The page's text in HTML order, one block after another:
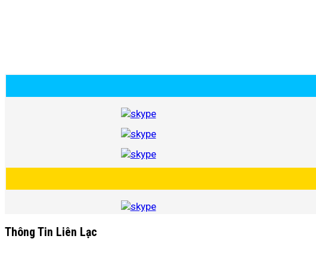
Thông Tin Liên Lạc